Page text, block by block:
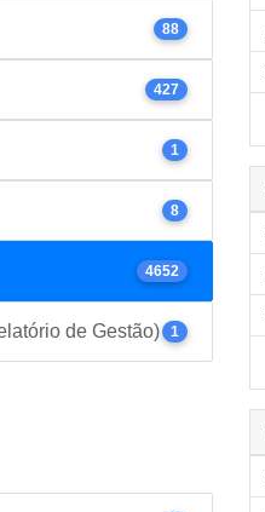
88
427
1
8
4652
de Gestão) 1